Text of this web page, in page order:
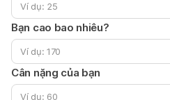
Bạn cao bao nhiêu?
Cân nặng của bạn